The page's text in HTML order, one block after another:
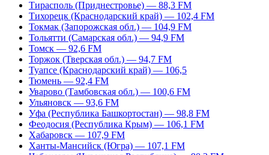
Тирасполь (Приднестровье) — 88,3 FM
Тихорецк (Краснодарский край) — 102,4 FM
Токмак (Запорожская обл.) — 104,9 FM
Тольятти (Самарская обл.) — 94,9 FM
Томск — 92,6 FM
Торжок (Тверская обл.) — 94,7 FM
Туапсе (Краснодарский край) — 106,5
Тюмень — 92,4 FM
Уварово (Тамбовская обл.) — 100,6 FM
Ульяновск — 93,6 FM
Уфа (Республика Башкортостан) — 98,8 FM
Феодосия (Республика Крым) — 106,1 FM
Хабаровск — 107,9 FM
Ханты-Мансийск (Югра) — 107,1 FM